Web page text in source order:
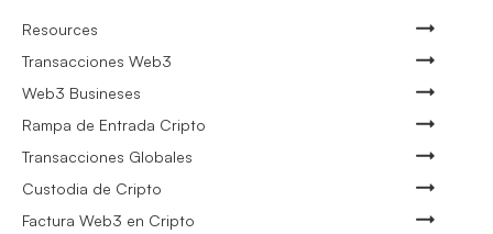
Resources
Transacciones Web3
Web3 Busineses
Rampa de Entrada Cripto
Transacciones Globales
Custodia de Cripto
Factura Web3 en Cripto